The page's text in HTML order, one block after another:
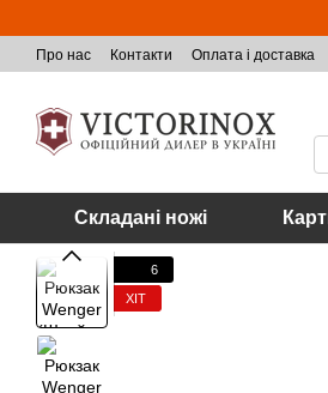
Про нас Контакти Оплата і доставка
Складані ножі
6
ХІТ